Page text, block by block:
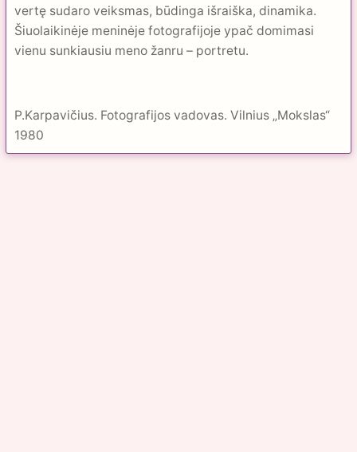
vertę sudaro veiksmas, būdinga išraiška, dinamika.
Šiuolaikinėje meninėje fotografijoje ypač do­mimasi
vienu sunkiausiu meno žanru – portretu.
P.Karpavičius. Fotografijos vadovas. Vilnius „Mokslas“
1980